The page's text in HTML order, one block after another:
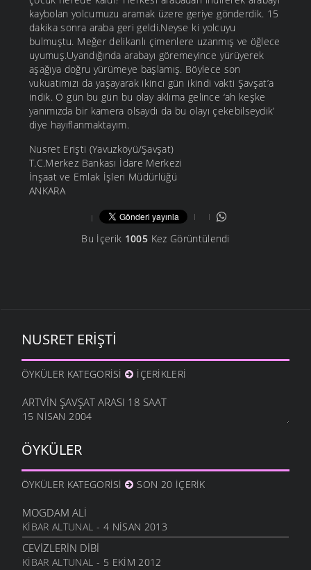
kaybolan yolcumuzu aramak üzere geriye gönderdik. 15
dakika sonra araba geri geldi.Neyse ki yolcuyu
bulmuştu. Meğer delikanlı çimenlere uzanmış ve öğlece
uyumuş.Uyandığında arabayı göremeyince yürüyerek
aşağıya doğru yürümeye başlamış. Böylece son
vukuatımızı da yaşayarak ikinci gün ikindi vakti Şavşat’a
indik. O gün bu gün bu olay aklıma gelince ‘ah keşke
yanımızda bir kamera olsaydı da bu olayı çekebilseydik’
diye hayıflanmaktayım.
Nusret Erişti (Yavuzköyü/Şavşat)
T.C.Merkez Bankası İdare Merkezi
İnşaat ve Emlak İşleri Müdürlüğü
ANKARA
Bu İçerik 1005 Kez Görüntülendi
NUSRET ERIŞTI
ÖYKÜLER KATEGORISI İÇERIKLERI
ARTVIN ŞAVŞAT ARASI 18 SAAT
15 NISAN 2004
ÖYKÜLER
ÖYKÜLER KATEGORISI SON 20 İÇERIK
MOGDAM ALI
KIBAR ALTUNAL - 4 NISAN 2013
CEVIZLERIN DIBI
KIBAR ALTUNAL - 5 EKIM 2012